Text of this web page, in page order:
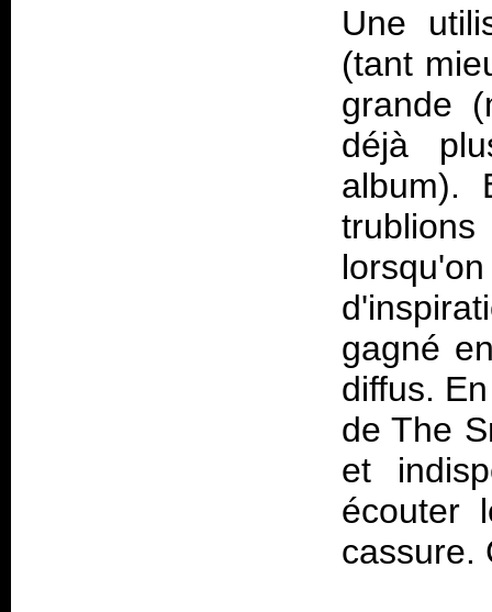
Une
(tant
grande
déjà
album).
gagné
diffus.
deThe
et
écouter
cassure.